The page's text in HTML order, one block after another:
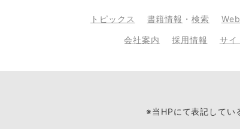
トピックス 書籍情報 ・検索
会社案内 採用情報 サイ
※当HPにて表記してい